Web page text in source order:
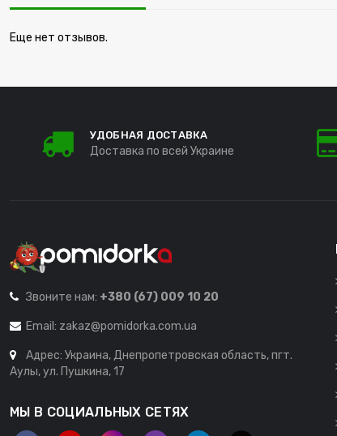
Еще нет отзывов.
УДОБНАЯ ДОСТАВКА
Доставка по всей Украине
Звоните нам: +380 (67) 009 10 20
Email: zakaz@pomidorka.com.ua
Адрес: Украина, Днепропетровская область, пгт.
Аулы, ул. Пушкина, 17
МЫ В СОЦИАЛЬНЫХ СЕТЯХ